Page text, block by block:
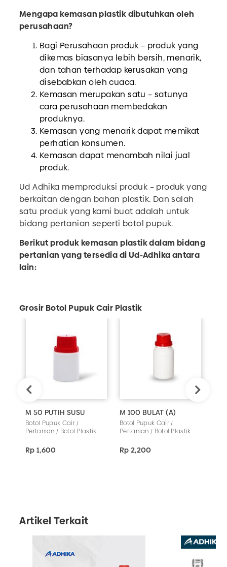
Mengapa kemasan plastik dibutuhkan oleh
perusahaan?
Bagi Perusahaan produk – produk yang
dikemas biasanya lebih bersih, menarik,
dan tahan terhadap kerusakan yang
disebabkan oleh cuaca.
Kemasan merupakan satu – satunya
cara perusahaan membedakan
produknya.
Kemasan yang menarik dapat memikat
perhatian konsumen.
Kemasan dapat menambah nilai jual
produk.
Ud Adhika memproduksi produk – produk yang
berkaitan dengan bahan plastik. Dan salah
satu produk yang kami buat adalah untuk
bidang pertanian seperti botol pupuk.
Berikut produk kemasan plastik dalam bidang
pertanian yang tersedia di Ud-Adhika antara
lain:
Grosir Botol Pupuk Cair Plastik
M 50 PUTIH SUSU
Botol Pupuk Cair /
Pertanian / Botol Plastik
Rp 1,600
M 100 BULAT (A)
Botol Pupuk Cair /
Pertanian / Botol Plastik
Rp 2,200
Artikel Terkait